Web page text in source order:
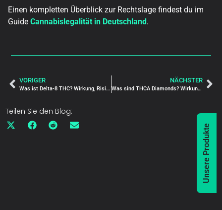
Einen kompletten Überblick zur Rechtslage findest du im
GuideCannabislegalität in Deutschland .
VORIGER
Was ist Delta-8 THC? Wirkung, Risiken & Legalität in Deutschland (2025)
NÄCHSTER
Was sind THCA Diamonds? Wirkung, Herstellung & Qualität (2025)
Teilen Sie den Blog:
Unsere Produkte